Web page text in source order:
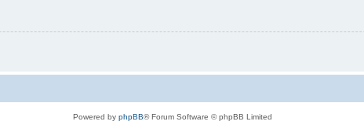
Powered by phpBB® Forum Software © phpBB Limited